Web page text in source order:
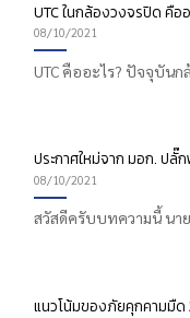
UTC ในกล้องวงจรปิด คืออ
08/10/2021
UTC คืออะไร? ปัจจุบันก
ประกาศใหม่จาก มอก. ปลั๊
08/10/2021
สวัสดีครับบทความนี้ นา
แนวโน้มของภัยคุกคามมืด